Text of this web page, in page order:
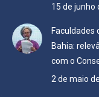
15 de junho
Faculdades
Bahia:
com o
2 de maio